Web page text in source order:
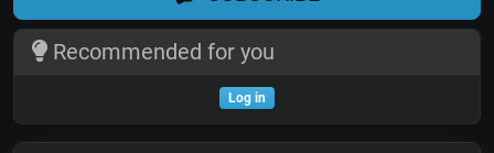
Recommended for you
Log in